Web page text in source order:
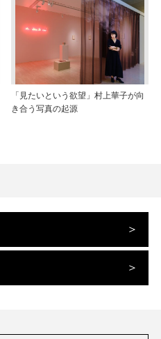
「見たいという欲望」村上華子が向
き合う写真の起源